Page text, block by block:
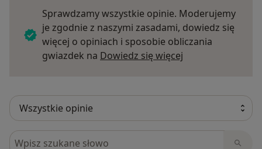
Sprawdzamy wszystkie opinie. Moderujemy
je zgodnie z naszymi zasadami, dowiedz się
więcej o opiniach i sposobie obliczania
gwiazdek na Dowiedz się więcej
Szukaj w opiniach